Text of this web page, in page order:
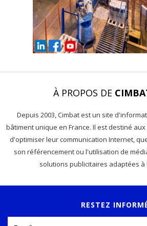
À PROPOS DE
Depuis 2003, Cimbat est un site
bâtiment unique en France. Il est destiné
d'optimiser leur communication Internet,
son référencement ou l'utilisation de
solutions publicitaires adaptées à
RESTEZ